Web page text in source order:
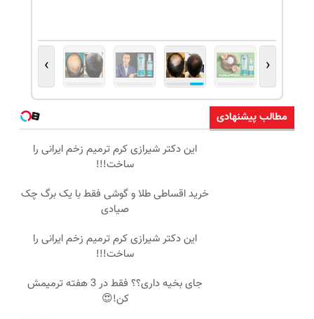
‹
›
مطالب پیشنهادی
این دکتر شیرازی کرم ترمیم زخم ایرانی را
ساخت!!!
خرید اقساطی طلا و گوشی فقط با یک برگ چک
صیادی
این دکتر شیرازی کرم ترمیم زخم ایرانی را
ساخت!!!
جای بخیه داری؟؟ فقط در 3 هفته ترمیمش
کن!😍